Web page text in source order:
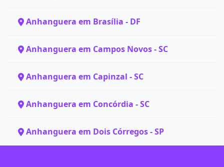
Anhanguera em Brasília - DF
Anhanguera em Campos Novos - SC
Anhanguera em Capinzal - SC
Anhanguera em Concórdia - SC
Anhanguera em Dois Córregos - SP